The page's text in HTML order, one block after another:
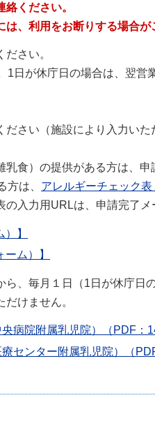
ください。
、利用をお断りする場合が
さい。
日が休庁日の場合は、翌営
さい（施設により入力いた
乳食）の提供がある方は、
方は、 アレルギーチェック表
入力用URLは、申請完了メ
】
ム）】
、毎月１日（1日が休庁日
けません。
病院附属乳児院）（PDF：
センター附属乳児院）（